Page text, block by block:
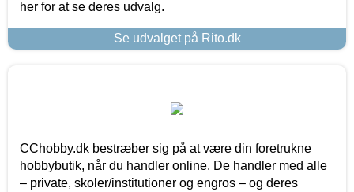
her for at se deres udvalg.
Se udvalget på Rito.dk
CChobby.dk bestræber sig på at være din foretrukne
hobbybutik, når du handler online. De handler med alle
– private, skoler/institutioner og engros – og deres